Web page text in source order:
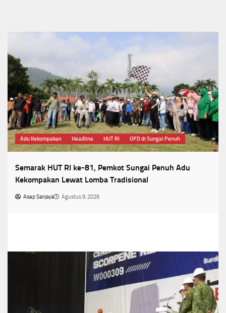
Adu Kekompakan Headline HUT RI OPD di Sungai Penuh
Semarak HUT RI ke-81, Pemkot Sungai Penuh Adu
Kekompakan Lewat Lomba Tradisional
Asep Sanjaya Agustus 9, 2026